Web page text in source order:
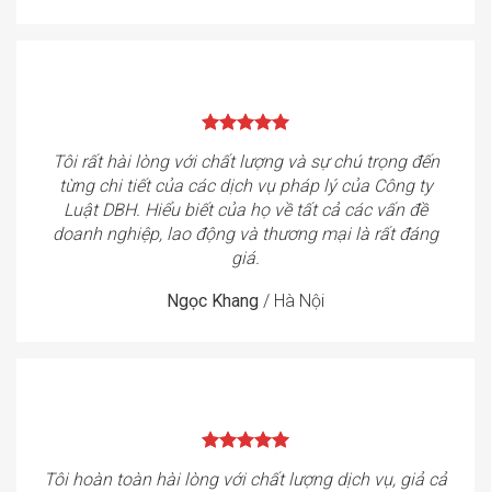
Tôi rất hài lòng với chất lượng và sự chú trọng đến
từng chi tiết của các dịch vụ pháp lý của Công ty
Luật DBH. Hiểu biết của họ về tất cả các vấn đề
doanh nghiệp, lao động và thương mại là rất đáng
giá.
Ngọc Khang / Hà Nội
Tôi hoàn toàn hài lòng với chất lượng dịch vụ, giả cả